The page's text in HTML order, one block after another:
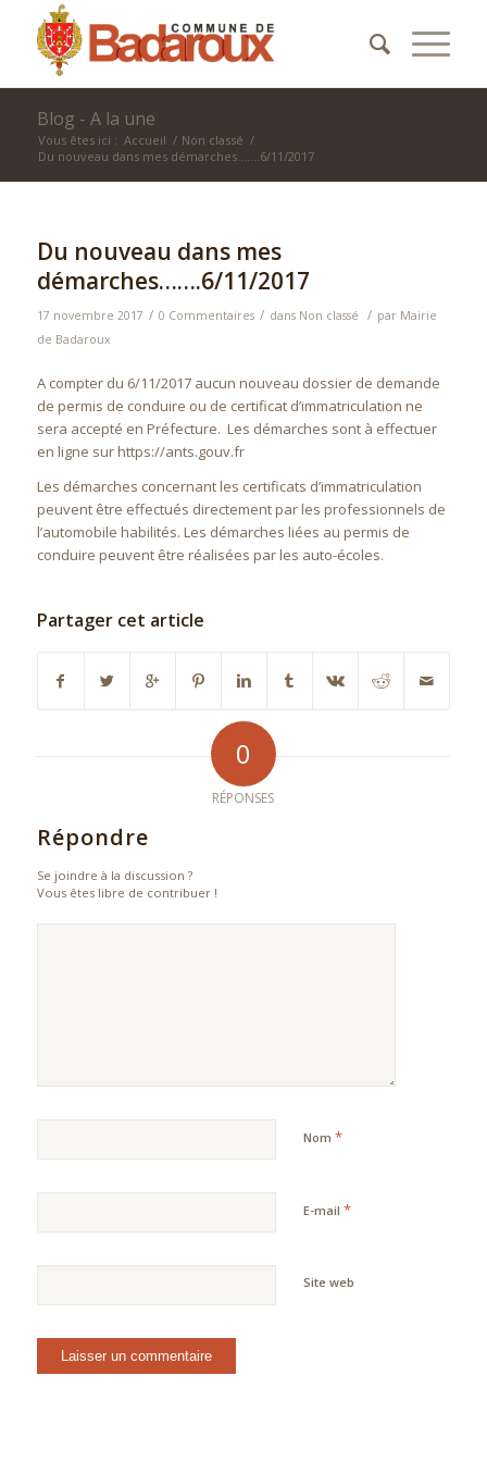
Blog - A la une
Vous êtes ici : Accueil / Non classé /
Du nouveau dans mes démarches…….6/11/2017
Du nouveau dans mes
démarches…….6/11/2017
17 novembre 2017 / 0 Commentaires / dans Non classé / par Mairie
de Badaroux
A compter du 6/11/2017 aucun nouveau dossier de demande
de permis de conduire ou de certificat d’immatriculation ne
sera accepté en Préfecture. Les démarches sont à effectuer
en ligne sur https://ants.gouv.fr
Les démarches concernant les certificats d’immatriculation
peuvent être effectués directement par les professionnels de
l’automobile habilités. Les démarches liées au permis de
conduire peuvent être réalisées par les auto-écoles.
Partager cet article
0
RÉPONSES
Répondre
Se joindre à la discussion ?
Vous êtes libre de contribuer !
Nom *
E-mail *
Site web